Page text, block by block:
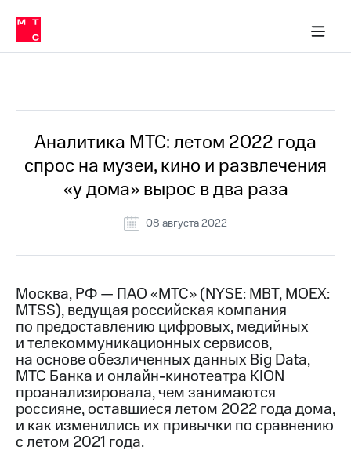
Медиа-центр
и акционерам
Устойчивое развитие
Комплаенс и деловая этика
компании
Карьера
История
компании
Руководство
информация
Контакты
Медиа-центр
Пресс-
релизы
МТС
о технологиях
Достижения
Интервью
в МТС
Пресс-
релизы
МТС
о технологиях
Аналитика МТС: летом 2022 года
спрос на музеи, кино и развлечения
«у дома» вырос в два раза
08 августа 2022
Москва, РФ — ПАО «МТС» (NYSE: MBT, MOEX:
MTSS), ведущая российская компания
по предоставлению цифровых, медийных
и телекоммуникационных сервисов,
на основе обезличенных данных Big Data,
МТС Банка и онлайн-кинотеатра KION
проанализировала, чем занимаются
россияне, оставшиеся летом 2022 года дома,
и как изменились их привычки по сравнению
с летом 2021 года.